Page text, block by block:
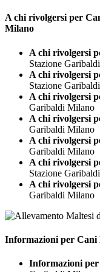
A chi rivolgersi per
Milano
A chi rivolgersi
Stazione
A chi rivolgersi
Stazione
A chi rivolgersi
Garibaldi Milano
A chi rivolgersi
Garibaldi Milano
A chi rivolgersi
Garibaldi Milano
A chi rivolgersi
Stazione
A chi rivolgersi
Garibaldi Milano
Informazioni per Cani
Informazioni per